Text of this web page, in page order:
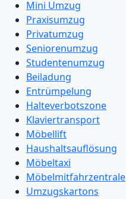
Mini Umzug
Praxisumzug
Privatumzug
Seniorenumzug
Studentenumzug
Beiladung
Entrümpelung
Halteverbotszone
Klaviertransport
Möbellift
Haushaltsauflösung
Möbeltaxi
Möbelmitfahrzentrale
Umzugskartons